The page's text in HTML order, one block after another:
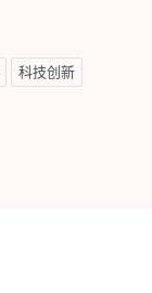
科技创新